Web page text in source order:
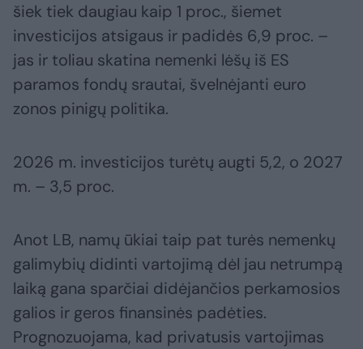
šiek tiek daugiau kaip 1 proc., šiemet
investicijos atsigaus ir padidės 6,9 proc. –
jas ir toliau skatina nemenki lėšų iš ES
paramos fondų srautai, švelnėjanti euro
zonos pinigų politika.
2026 m. investicijos turėtų augti 5,2, o 2027
m. – 3,5 proc.
Anot LB, namų ūkiai taip pat turės nemenkų
galimybių didinti vartojimą dėl jau netrumpą
laiką gana sparčiai didėjančios perkamosios
galios ir geros finansinės padėties.
Prognozuojama, kad privatusis vartojimas